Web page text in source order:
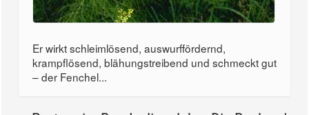
Er wirkt schleimlösend, auswurffördernd,
krampflösend, blähungstreibend und schmeckt gut
– der Fenchel...